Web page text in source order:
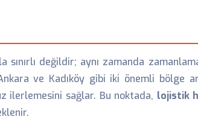
değildir; aynı zamanda
ve Kadıköy gibi iki önemli bölge
ilerlemesini sağlar. Bu noktada, lojistik